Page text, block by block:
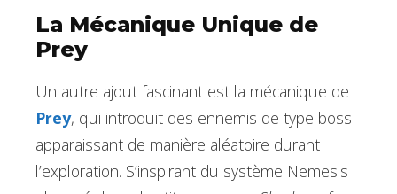
La Mécanique Unique de
Prey
Un autre ajout fascinant est la mécanique de
Prey, qui introduit des ennemis de type boss
apparaissant de manière aléatoire durant
l’exploration. S’inspirant du système Nemesis